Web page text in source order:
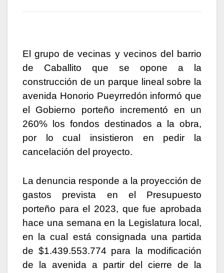
El grupo de vecinas y vecinos del barrio
de Caballito que se opone a la
construcción de un parque lineal sobre la
avenida Honorio Pueyrredón informó que
el Gobierno porteño incrementó en un
260% los fondos destinados a la obra,
por lo cual insistieron en pedir la
cancelación del proyecto.
La denuncia responde a la proyección de
gastos prevista en el Presupuesto
porteño para el 2023, que fue aprobada
hace una semana en la Legislatura local,
en la cual está consignada una partida
de $1.439.553.774 para la modificación
de la avenida a partir del cierre de la